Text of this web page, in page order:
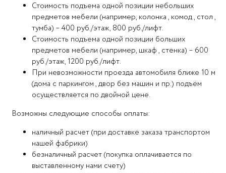
Стоимость подъема одной позиции небольших
предметов мебели (например, колонка , комод , стол ,
тумба) – 400 руб./этаж, 800 руб./лифт.
Стоимость подъема одной позиции больших
предметов мебели (например, шкаф , стенка) – 600
руб./этаж, 1200 руб./лифт.
При невозможности проезда автомобиля ближе 10 м
(дома с паркингом , двор без машин и пр.) подъём
осуществляется по двойной цене.
Возможны следующие способы оплаты:
наличный расчет (при доставке заказа транспортом
нашей фабрики)
безналичный расчет (покупка оплачивается по
выставленному нами счету)